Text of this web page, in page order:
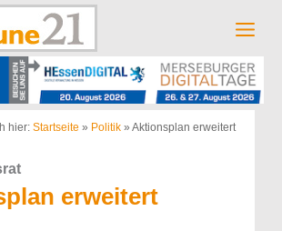
hier: Startseite » Politik » Aktionsplan erweitert
erweitert